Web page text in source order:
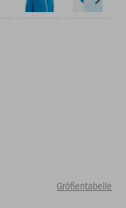
Größentabelle